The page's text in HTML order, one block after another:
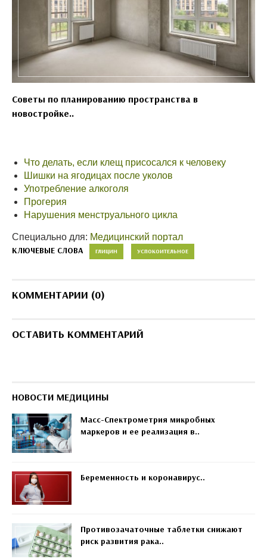
Советы по планированию пространства в
новостройке..
Что делать, если клещ присосался к человеку
Шишки на ягодицах после уколов
Употребление алкоголя
Прогерия
Нарушения менструального цикла
Специально для: Медицинский портал
КЛЮЧЕВЫЕ СЛОВА ГЛИЦИН УСПОКОИТЕЛЬНОЕ
КОММЕНТАРИИ (0)
ОСТАВИТЬ КОММЕНТАРИЙ
НОВОСТИ МЕДИЦИНЫ
Масс-Спектрометрия микробных
маркеров и ее реализация в..
Беременность и коронавирус..
Противозачаточные таблетки снижают
риск развития рака..